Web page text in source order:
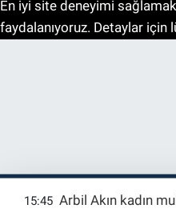
En iyi site deneyimi
faydalanıyoruz. Detaylar için
15:45 Arbil Akın kadın